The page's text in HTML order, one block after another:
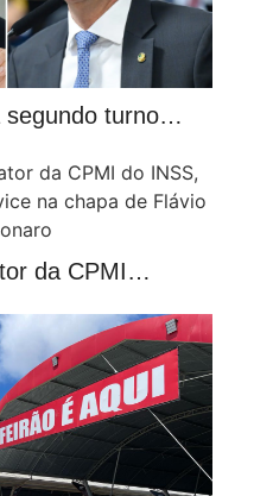
segundo turno…
da CPMI…